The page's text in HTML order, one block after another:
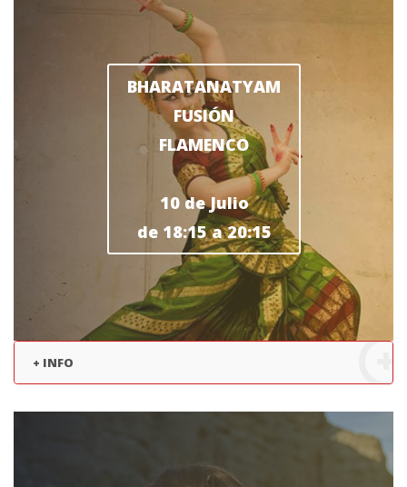
BHARATANATYAM
FUSIÓN
FLAMENCO
10 de Julio
de 18:15 a 20:15
+ INFO